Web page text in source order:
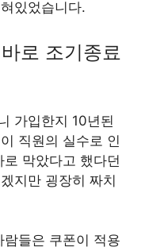
있었습니다.
로 조기종료
가입한지 10년된
직원의 실수로 인
막았다고 했다던
지만 굉장히 짜치
들은 쿠폰이 적용